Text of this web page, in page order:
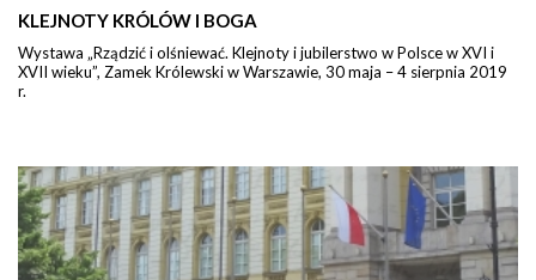
KLEJNOTY KRÓLÓW I BOGA
Wystawa „Rządzić i olśniewać. Klejnoty i jubilerstwo w Polsce w XVI i
XVII wieku”, Zamek Królewski w Warszawie, 30 maja – 4 sierpnia 2019
r.